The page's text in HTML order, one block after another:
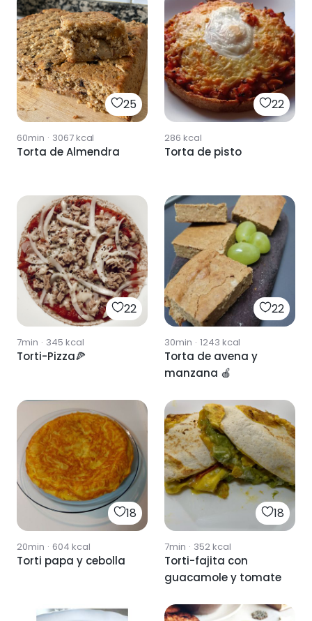
25
60min · 3067kcal
Torta de Almendra
22
286 kcal
Torta de pisto
22
7min · 345 kcal
Torti-Pizza🍕
22
30min · 1243 kcal
Torta de avena y
manzana 🍎
18
20min · 604 kcal
Torti papa y cebolla
18
7min · 352kcal
Torti-fajita con
guacamole y tomate